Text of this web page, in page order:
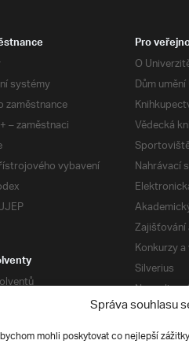
Správa souhlasu
mohli poskytovat co nejlepší
systémy
zaměstnance
– zaměstnaci
vybavení
Pro
O
Dům
Vědecká
Nahrávací
Konkurzy
Silverius
Napsali o
Tiskové